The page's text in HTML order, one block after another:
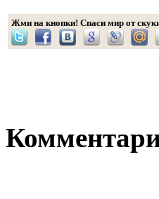
Жми на кнопки! Спаси мир от